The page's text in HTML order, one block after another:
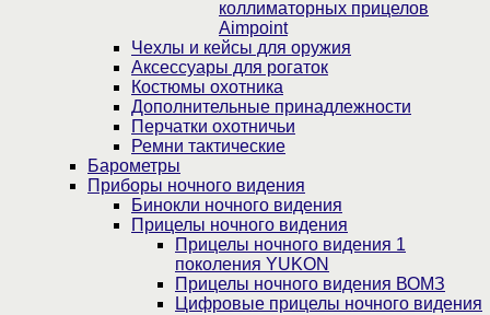
коллиматорных прицелов
Aimpoint
Чехлы и кейсы для оружия
Аксессуары для рогаток
Костюмы охотника
Дополнительные принадлежности
Перчатки охотничьи
Ремни тактические
Барометры
Приборы ночного видения
Бинокли ночного видения
Прицелы ночного видения
Прицелы ночного видения 1
поколения YUKON
Прицелы ночного видения ВОМЗ
Цифровые прицелы ночного видения